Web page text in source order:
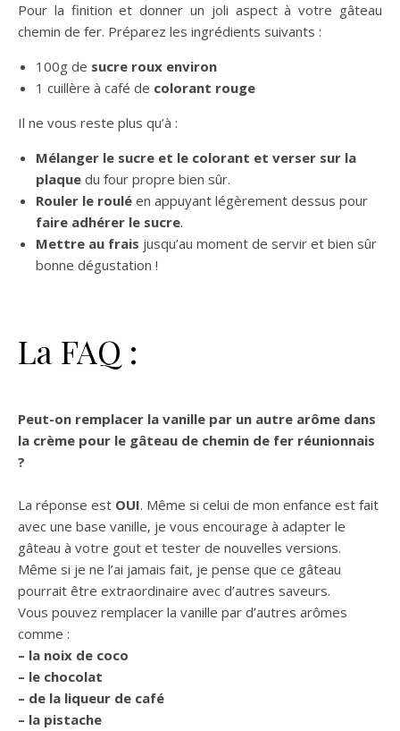
Pour la finition et donner un joli aspect à votre gâteau
chemin de fer. Préparez les ingrédients suivants :
100g de sucre roux environ
1 cuillère à café de colorant rouge
Il ne vous reste plus qu’à :
Mélanger le sucre et le colorant et verser sur la
plaque du four propre bien sûr.
Rouler le roulé en appuyant légèrement dessus pour
faire adhérer le sucre.
Mettre au frais jusqu’au moment de servir et bien sûr
bonne dégustation !
La FAQ :
Peut-on remplacer la vanille par un autre arôme dans
la crème pour le gâteau de chemin de fer réunionnais
?
La réponse est OUI. Même si celui de mon enfance est fait
avec une base vanille, je vous encourage à adapter le
gâteau à votre gout et tester de nouvelles versions.
Même si je ne l’ai jamais fait, je pense que ce gâteau
pourrait être extraordinaire avec d’autres saveurs.
Vous pouvez remplacer la vanille par d’autres arômes
comme :
– la noix de coco
– le chocolat
– de la liqueur de café
– la pistache